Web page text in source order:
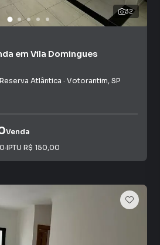
32
em Vila Domingues
Atlântica · Votorantim, SP
Venda
·IPTU R$ 150,00